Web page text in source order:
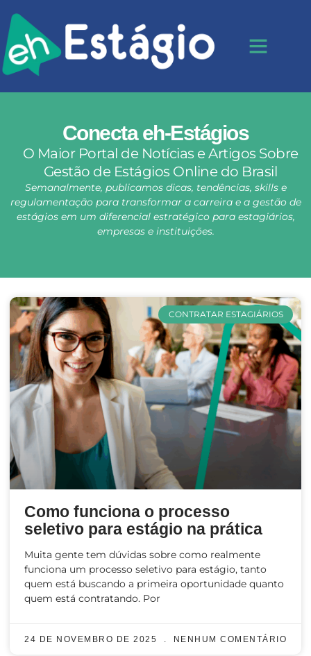
Conecta eh-Estágios
O Maior Portal de Notícias e Artigos Sobre
Gestão de Estágios Online do Brasil
Semanalmente, publicamos dicas, tendências, skills e
regulamentação para transformar a carreira e a gestão de
estágios em um diferencial estratégico para estagiários,
empresas e instituições.
CONTRATAR ESTAGIÁRIOS
Como funciona o processo
seletivo para estágio na prática
Muita gente tem dúvidas sobre como realmente
funciona um processo seletivo para estágio, tanto
quem está buscando a primeira oportunidade quanto
quem está contratando. Por
24 DE NOVEMBRO DE 2025 NENHUM COMENTÁRIO